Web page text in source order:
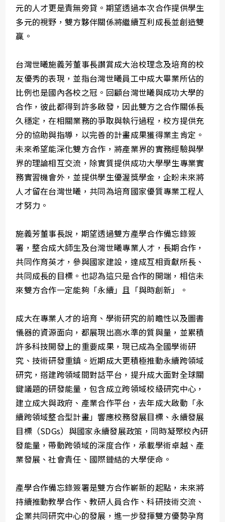
元的人才更是責無旁貸。期望透過本次合作提供學生
多元的視野，雙方夥伴關係將繼續互利成長並創造雙
贏。
台灣世曦施義芳董事長讚賞成大治校理念及培育的校
友優秀的表現，並指台灣世曦員工中成大畢業所佔的
比例也是國內各校之冠。回顧台灣世曦與成功大學的
合作，彼此都得到許多啟發，因此雙方之合作關係長
久穩定，在相關業務的爭取與執行過程，校方提供充
分的協助與指導，以完善的計畫成果獲得業主肯定。
未來希望能深化雙方合作，將產業界的實務經驗與學
界的理論相互交流，除實質提供成功大學學生專業實
務實習機會外，並提供學生優渥獎學金，企盼未來將
人才留在台灣世曦，共同為培育國家優質專業工程人
才努力。
施義芳董事長說，期望透過雙方產學合作備忘錄簽
署，整合成大師生及台灣世曦專業人才，長期合作，
共同作育英才，參與國家建設，達成互相貢獻所長、
共同成長的目標。也認為這只是合作的開端，相信未
來雙方合作一定能夠「永續」且「與時創新」。
成大在專業人才的培育、學術研究的前瞻性以及圖書
儀器的資源面向，都展現出高水準的質與量，並累積
許多科技開發上的重要成果，現已成為全國學術研
究、技術研發重鎮。近期成大更積極推動永續跨領域
研究，搭建跨領域間對話平台，提升成大面對全球關
鍵議題的研發能量，包含成立跨領域校級研究中心，
建立成大與政府、產業合作平台，去年成大啟動「永
續跨領域整合型計畫」響應校務發展目標、永續發展
目標（SDGs）與國家永續發展政策，同時凝聚校內研
發能量，帶動跨領域的深度合作，承載學術卓越、產
業發展、社會責任、國際鏈結的大學使命。
產學合作備忘錄簽署是雙方合作嶄新的起點，未來將
持續推動教學合作、教研人員合作、科研技術交流、
企業共同研究中心的發展，進一步發揮雙方優勢孕育